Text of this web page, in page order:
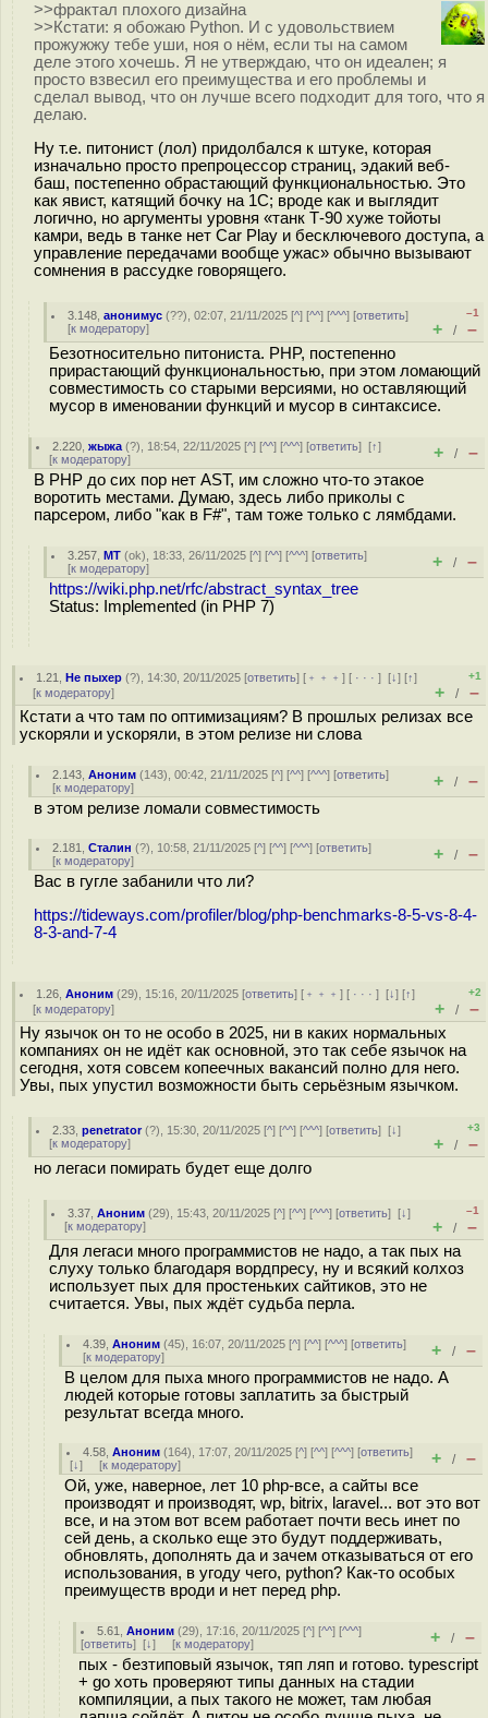
>>фрактал плохого дизайна
>>Кстати: я обожаю Python. И с удовольствием
прожужжу тебе уши, ноя о нём, если ты на самом
деле этого хочешь. Я не утверждаю, что он идеален; я
просто взвесил его преимущества и его проблемы и
сделал вывод, что он лучше всего подходит для того, что я
делаю.
Ну т.е. питонист (лол) придолбался к штуке, которая
изначально просто препроцессор страниц, эдакий веб-
баш, постепенно обрастающий функциональностью. Это
как явист, катящий бочку на 1С; вроде как и выглядит
логично, но аргументы уровня «танк Т-90 хуже тойоты
камри, ведь в танке нет Car Play и бесключевого доступа, а
управление передачами вообще ужас» обычно вызывают
сомнения в рассудке говорящего.
3.148 ,анонимус (??), 02:07, 21/11/2025 [^] [^^] [^^^] [ответить]
[к модератору]
–1
+ / –
Безотносительно питониста. PHP, постепенно
прирастающий функциональностью, при этом ломающий
совместимость со старыми версиями, но оставляющий
мусор в именовании функций и мусор в синтаксисе.
2.220 ,жыжа (?), 18:54, 22/11/2025 [^] [^^] [^^^] [ответить][↑]
[к модератору] + / –
В PHP до сих пор нет AST, им сложно что-то этакое
воротить местами. Думаю, здесь либо приколы с
парсером, либо "как в F#", там тоже только с лямбдами.
3.257 ,MT (ok), 18:33, 26/11/2025 [^] [^^] [^^^] [ответить]
[к модератору] + / –
https://wiki.php.net/rfc/abstract_syntax_tree
Status: Implemented (in PHP 7)
1.21 ,Не пыхер (?), 14:30, 20/11/2025 [ответить] [ ﹢﹢﹢] [ · · ·][↓] [↑]
[к модератору]
+1
+ / –
Кстати а что там по оптимизациям? В прошлых релизах все
ускоряли и ускоряли, в этом релизе ни слова
2.143 ,Аноним (143), 00:42, 21/11/2025 [^] [^^] [^^^] [ответить]
[к модератору] + / –
в этом релизе ломали совместимость
2.181 ,Сталин (?), 10:58, 21/11/2025 [^] [^^] [^^^] [ответить]
[к модератору] + / –
Вас в гугле забанили что ли?
https://tideways.com/profiler/blog/php-benchmarks-8-5-vs-8-4-
8-3-and-7-4
1.26 ,Аноним (29), 15:16, 20/11/2025 [ответить] [ ﹢﹢﹢] [ · · ·][↓] [↑]
[к модератору]
+2
+ / –
Ну язычок он то не особо в 2025, ни в каких нормальных
компаниях он не идёт как основной, это так себе язычок на
сегодня, хотя совсем копеечных вакансий полно для него.
Увы, пых упустил возможности быть серьёзным язычком.
2.33 ,penetrator(?), 15:30, 20/11/2025 [^] [^^] [^^^] [ответить][↓]
[к модератору]
+3
+ / –
но легаси помирать будет еще долго
3.37 ,Аноним (29), 15:43, 20/11/2025 [^] [^^] [^^^] [ответить][↓]
[к модератору]
–1
+ / –
Для легаси много программистов не надо, а так пых на
слуху только благодаря вордпресу, ну и всякий колхоз
использует пых для простеньких сайтиков, это не
считается. Увы, пых ждёт судьба перла.
4.39 ,Аноним (45), 16:07, 20/11/2025 [^] [^^] [^^^] [ответить]
[к модератору] + / –
В целом для пыха много программистов не надо. А
людей которые готовы заплатить за быстрый
результат всегда много.
4.58 ,Аноним (164), 17:07, 20/11/2025 [^] [^^] [^^^] [ответить]
[↓] [к модератору] + / –
Ой, уже, наверное, лет 10 php-все, а сайты все
производят и производят, wp, bitrix, laravel... вот это вот
все, и на этом вот всем работает почти весь инет по
сей день, а сколько еще это будут поддерживать,
обновлять, дополнять да и зачем отказываться от его
использования, в угоду чего, python? Как-то особых
преимуществ вроди и нет перед php.
5.61 ,Аноним (29), 17:16, 20/11/2025 [^] [^^] [^^^]
[ответить] [↓] [к модератору] + / –
пых - безтиповый язычок, тяп ляп и готово. typescript
+ go хоть проверяют типы данных на стадии
компиляции, а пых такого не может, там любая